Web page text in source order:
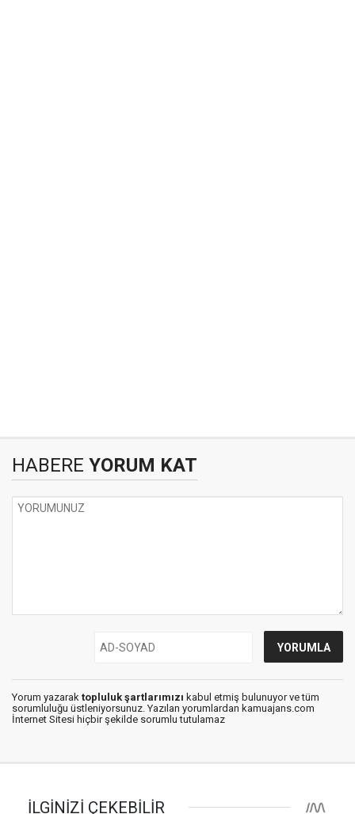
HABERE YORUM KAT
Yorum yazarak topluluk şartlarımızı kabul etmiş bulunuyor ve tüm
sorumluluğu üstleniyorsunuz. Yazılan yorumlardan kamuajans.com
İnternet Sitesi hiçbir şekilde sorumlu tutulamaz